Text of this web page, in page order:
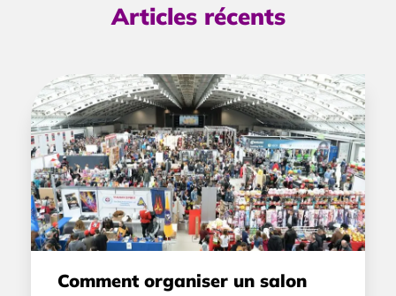
Articles récents
Comment organiser un salon